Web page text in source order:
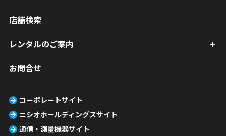
店舗検索
レンタルのご案内
お問合せ
コーポレートサイト
ニシオホールディングスサイト
通信・測量機器サイト